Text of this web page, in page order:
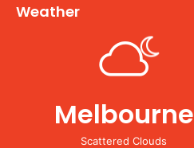
Weather
Melbourne
Scattered Clouds